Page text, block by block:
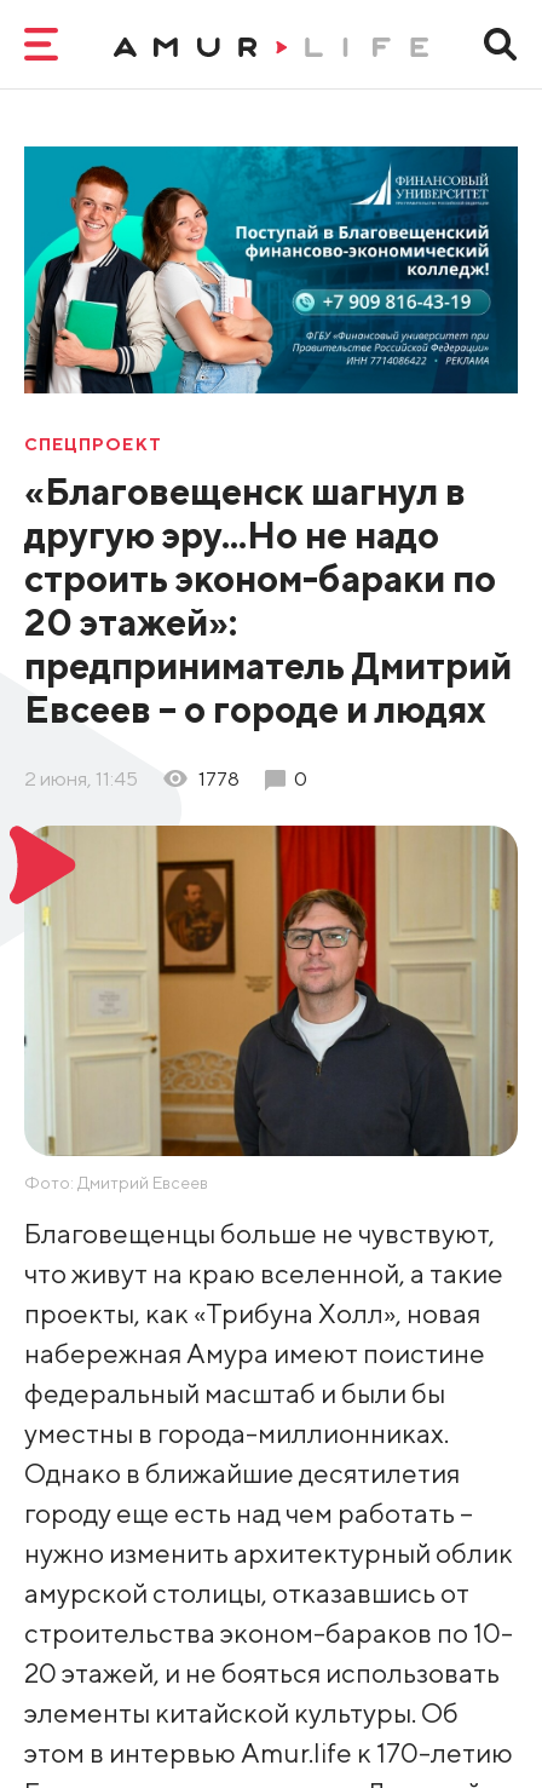
СПЕЦПРОЕКТ
«Благовещенск шагнул в
другую эру...Но не надо
строить эконом-бараки по
20 этажей»:
предприниматель Дмитрий
Евсеев – о городе и людях
2 июня, 11:45 1778 0
Фото: Дмитрий Евсеев
Благовещенцы больше не чувствуют,
что живут на краю вселенной, а такие
проекты, как «Трибуна Холл», новая
набережная Амура имеют поистине
федеральный масштаб и были бы
уместны в города-миллионниках.
Однако в ближайшие десятилетия
городу еще есть над чем работать –
нужно изменить архитектурный облик
амурской столицы, отказавшись от
строительства эконом-бараков по 10-
20 этажей, и не бояться использовать
элементы китайской культуры. Об
этом в интервью Amur.life к 170-летию